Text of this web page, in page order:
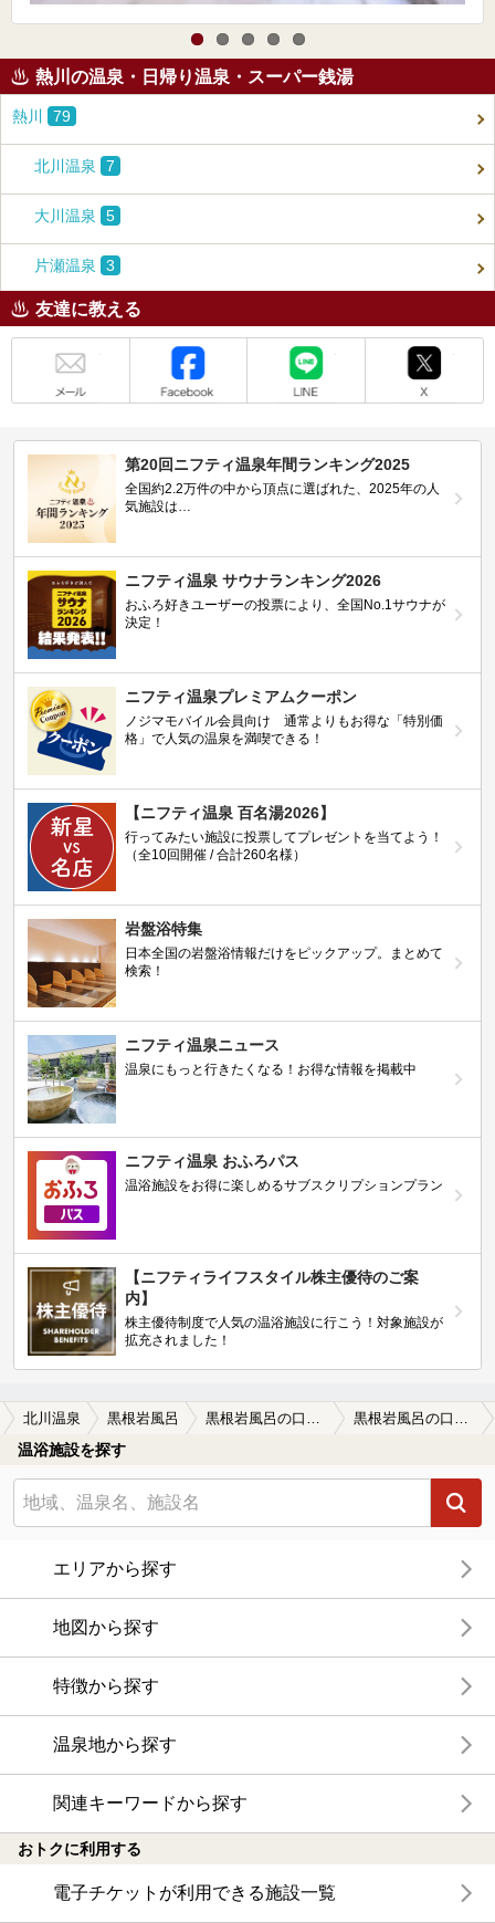
熱川の温泉・日帰り温泉・スーパー銭湯
熱川 79
北川温泉 7
大川温泉 5
片瀬温泉 3
友達に教える
第20回ニフティ温泉年間ランキング2025
全国約2.2万件の中から頂点に選ばれた、2025年の人
気施設は…
ニフティ温泉 サウナランキング2026
おふろ好きユーザーの投票により、全国No.1サウナが
決定！
ニフティ温泉プレミアムクーポン
ノジマモバイル会員向け 通常よりもお得な「特別価
格」で人気の温泉を満喫できる！
【ニフティ温泉 百名湯2026】
行ってみたい施設に投票してプレゼントを当てよう！
（全10回開催 / 合計260名様）
岩盤浴特集
日本全国の岩盤浴情報だけをピックアップ。まとめて
検索！
ニフティ温泉ニュース
温泉にもっと行きたくなる！お得な情報を掲載中
ニフティ温泉 おふろパス
温浴施設をお得に楽しめるサブスクリプションプラン
【ニフティライフスタイル株主優待のご案
内】
株主優待制度で人気の温浴施設に行こう！対象施設が
拡充されました！
北川温泉 黒根岩風呂 黒根岩風呂の口コミ一覧 黒根岩風呂の口コミ 大島頼り
温浴施設を探す
エリアから探す
地図から探す
特徴から探す
温泉地から探す
関連キーワードから探す
おトクに利用する
電子チケットが利用できる施設一覧